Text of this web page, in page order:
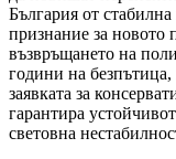
България от
признание за новото
възвръщането на
години на
заявката за
гарантира
световна